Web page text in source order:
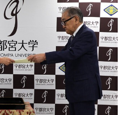
ター
野一覧
覧
覧
覧
マ一覧
シー
ル